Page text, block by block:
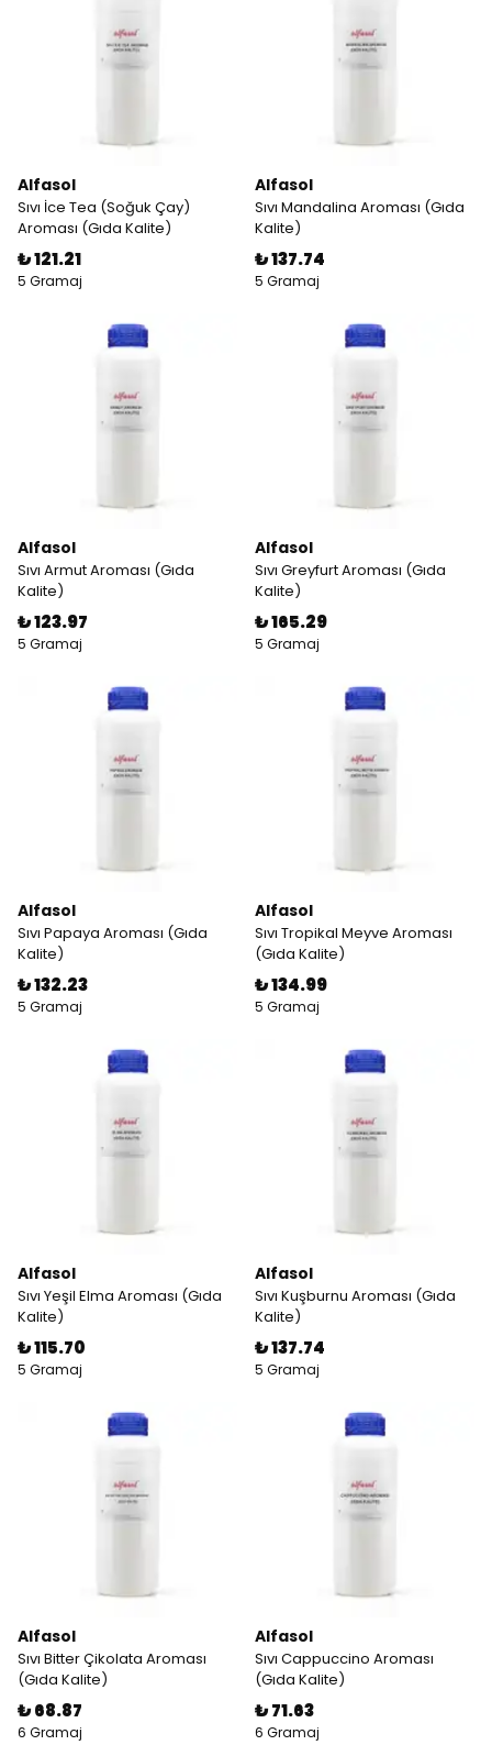
Alfasol
Sıvı İce Tea (Soğuk Çay)
Aroması (Gıda Kalite)
₺ 121.21
5 Gramaj
Alfasol
Sıvı Mandalina Aroması (Gıda
Kalite)
₺ 137.74
5 Gramaj
Alfasol
Sıvı Armut Aroması (Gıda
Kalite)
₺ 123.97
5 Gramaj
Alfasol
Sıvı Greyfurt Aroması (Gıda
Kalite)
₺ 165.29
5 Gramaj
Alfasol
Sıvı Papaya Aroması (Gıda
Kalite)
₺ 132.23
5 Gramaj
Alfasol
Sıvı Tropikal Meyve Aroması
(Gıda Kalite)
₺ 134.99
5 Gramaj
Alfasol
Sıvı Yeşil Elma Aroması (Gıda
Kalite)
₺ 115.70
5 Gramaj
Alfasol
Sıvı Kuşburnu Aroması (Gıda
Kalite)
₺ 137.74
5 Gramaj
Alfasol
Sıvı Bitter Çikolata Aroması
(Gıda Kalite)
₺ 68.87
6 Gramaj
Alfasol
Sıvı Cappuccino Aroması
(Gıda Kalite)
₺ 71.63
6 Gramaj